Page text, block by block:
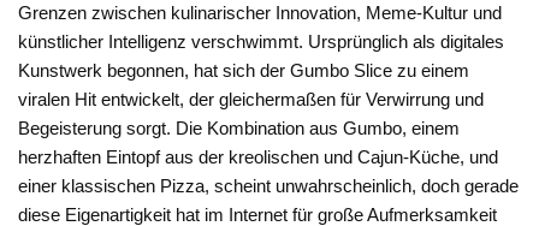
Grenzen zwischen kulinarischer Innovation, Meme-Kultur und
künstlicher Intelligenz verschwimmt. Ursprünglich als digitales
Kunstwerk begonnen, hat sich der Gumbo Slice zu einem
viralen Hit entwickelt, der gleichermaßen für Verwirrung und
Begeisterung sorgt. Die Kombination aus Gumbo, einem
herzhaften Eintopf aus der kreolischen und Cajun-Küche, und
einer klassischen Pizza, scheint unwahrscheinlich, doch gerade
diese Eigenartigkeit hat im Internet für große Aufmerksamkeit